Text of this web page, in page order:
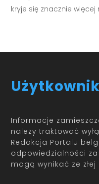
kryje się znacznie więcej
Informacje
należy traktować
Redakcja Portalu
odpowiedzialności
mogą wynikać ze